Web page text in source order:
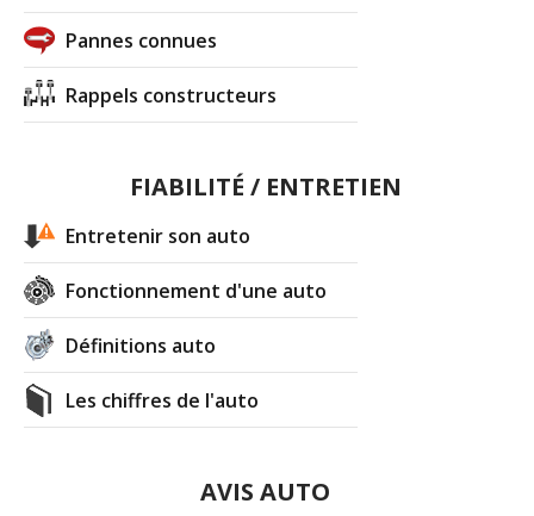
Pannes connues
Rappels constructeurs
FIABILITÉ / ENTRETIEN
Entretenir son auto
Fonctionnement d'une auto
Définitions auto
Les chiffres de l'auto
AVIS AUTO